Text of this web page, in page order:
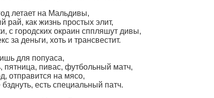
летает на Мальдивы,
рай, как жизнь простых элит,
с городских окраин сппляшут дивы,
за деньги, хоть и трансвестит.
для попуаса,
пятница, пивас, футбольный матч,
отправится на мясо,
есть специальный патч.